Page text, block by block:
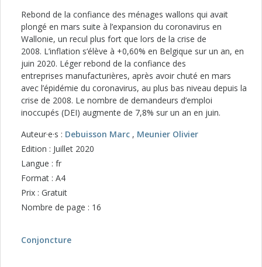
Rebond de la confiance des ménages wallons qui avait
plongé en mars suite à l’expansion du coronavirus en
Wallonie, un recul plus fort que lors de la crise de
2008. L’inflation s‘élève à +0,60% en Belgique sur un an, en
juin 2020. Léger rebond de la confiance des
entreprises manufacturières, après avoir chuté en mars
avec l’épidémie du coronavirus, au plus bas niveau depuis la
crise de 2008. Le nombre de demandeurs d’emploi
inoccupés (DEI) augmente de 7,8% sur un an en juin.
Auteur·e·s : Debuisson Marc , Meunier Olivier
Edition : Juillet 2020
Langue : fr
Format : A4
Prix : Gratuit
Nombre de page : 16
Conjoncture